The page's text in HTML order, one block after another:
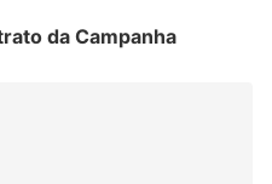
da Campanha